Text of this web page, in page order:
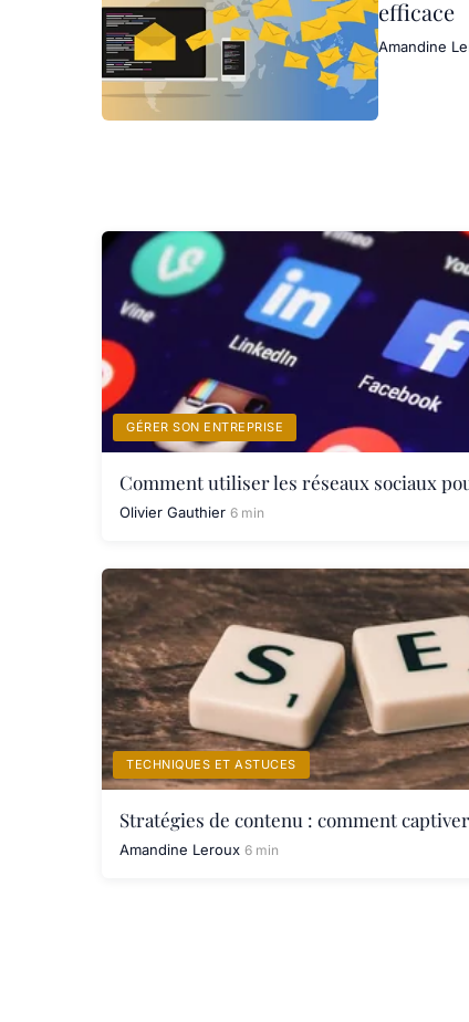
efficace
Amandine
GÉRER SON ENTREPRISE
Comment utiliser les réseaux sociaux
Olivier Gauthier 6 min
TECHNIQUES ET ASTUCES
Stratégies de contenu : comment
Amandine Leroux 6 min